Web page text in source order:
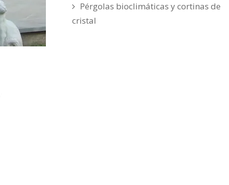
Pérgolas bioclimáticas y cortinas de
cristal